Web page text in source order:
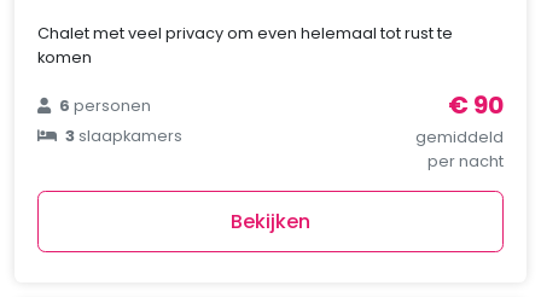
Chalet met veel privacy om even helemaal tot rust te
komen
6personen
3slaapkamers
€ 90
gemiddeld
per nacht
Bekijken